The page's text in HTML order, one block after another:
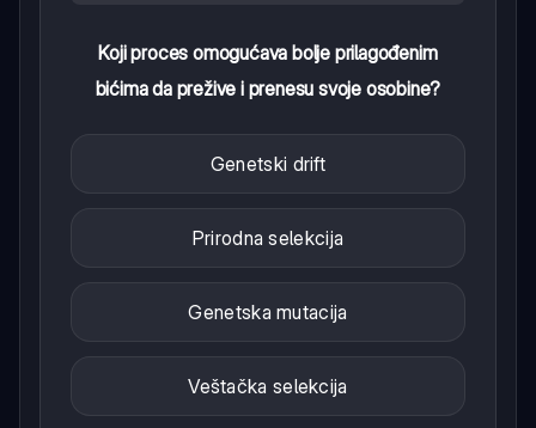
Koji proces omogućava bolje prilagođenim
bićima da prežive i prenesu svoje osobine?
Genetski drift
Prirodna selekcija
Genetska mutacija
Veštačka selekcija